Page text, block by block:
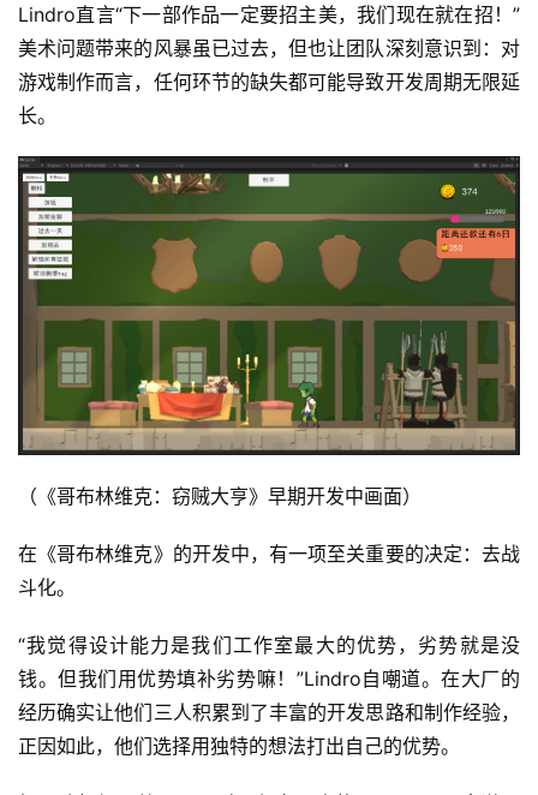
接
会
站
中
中
)
Lindro直言“下一部作品一定要招主美，我们现在就在招！”
美术问题带来的风暴虽已过去，但也让团队深刻意识到：对
游戏制作而言，任何环节的缺失都可能导致开发周期无限延
长。
（《哥布林维克：窃贼大亨》早期开发中画面）
在《哥布林维克》的开发中，有一项至关重要的决定：去战
斗化。
“我觉得设计能力是我们工作室最大的优势，劣势就是没
钱。但我们用优势填补劣势嘛！”Lindro自嘲道。在大厂的
经历确实让他们三人积累到了丰富的开发思路和制作经验，
正因如此，他们选择用独特的想法打出自己的优势。